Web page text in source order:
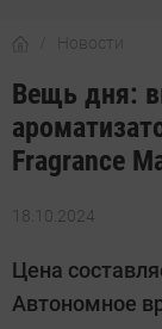
Новости
Вещь дня:
Fragrance
18.10.2024
Автор:
Калашников
Цена
Автономное